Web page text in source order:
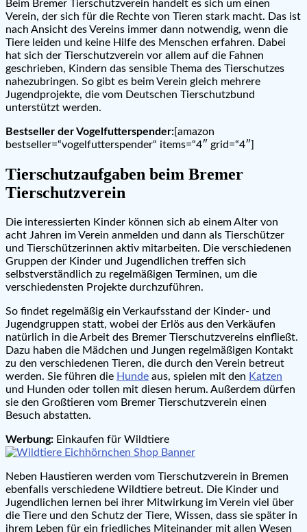
Beim Bremer Tierschutzverein handelt es sich um einen
Verein, der sich für die Rechte von Tieren stark macht. Das ist
nach Ansicht des Vereins immer dann notwendig, wenn die
Tiere leiden und keine Hilfe des Menschen erfahren. Dabei
hat sich der Tierschutzverein vor allem auf die Fahnen
geschrieben, Kindern das sensible Thema des Tierschutzes
nahezubringen. So gibt es beim Verein gleich mehrere
Jugendprojekte, die vom Deutschen Tierschutzbund
unterstützt werden.
Bestseller der Vogelfutterspender:[amazon
bestseller=“vogelfutterspender“ items=“4″ grid=“4″]
Tierschutzaufgaben beim Bremer
Tierschutzverein
Die interessierten Kinder können sich ab einem Alter von
acht Jahren im Verein anmelden und dann als Tierschützer
und Tierschützerinnen aktiv mitarbeiten. Die verschiedenen
Gruppen der Kinder und Jugendlichen treffen sich
selbstverständlich zu regelmäßigen Terminen, um die
verschiedensten Projekte durchzuführen.
So findet regelmäßig ein Verkaufsstand der Kinder- und
Jugendgruppen statt, wobei der Erlös aus den Verkäufen
natürlich in die Arbeit des Bremer Tierschutzvereins einfließt.
Dazu haben die Mädchen und Jungen regelmäßigen Kontakt
zu den verschiedenen Tieren, die durch den Verein betreut
werden. Sie führen die Hunde aus, spielen mit den Katzen
und Hunden oder tollen mit diesen herum. Außerdem dürfen
sie den Großtieren vom Bremer Tierschutzverein einen
Besuch abstatten.
Werbung: Einkaufen für Wildtiere
Neben Haustieren werden vom Tierschutzverein in Bremen
ebenfalls verschiedene Wildtiere betreut. Die Kinder und
Jugendlichen lernen bei ihrer Mitwirkung im Verein viel über
die Tiere und den Schutz der Tiere, Wissen, dass sie später in
ihrem Leben für ein friedliches Miteinander mit allen Wesen